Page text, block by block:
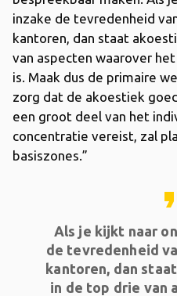
inzake de tevredenheid
kantoren, dan staat
van aspecten waarover
is. Maak dus de primaire
zorg dat de akoestiek
een groot deel van het
concentratie vereist, zal
basiszones.”
Als je kijkt naar
de tevredenheid
kantoren, dan
in de top drie van